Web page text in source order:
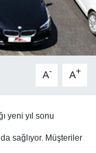
A- A+
yeni yıl sonu
sağlıyor. Müşteriler